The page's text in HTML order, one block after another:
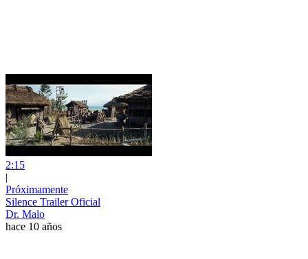
2:15
|
Próximamente
Silence Trailer Oficial
Dr. Malo
hace 10 años